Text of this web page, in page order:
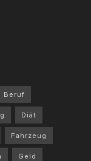
Beruf
Diät
Fahrzeug
Geld